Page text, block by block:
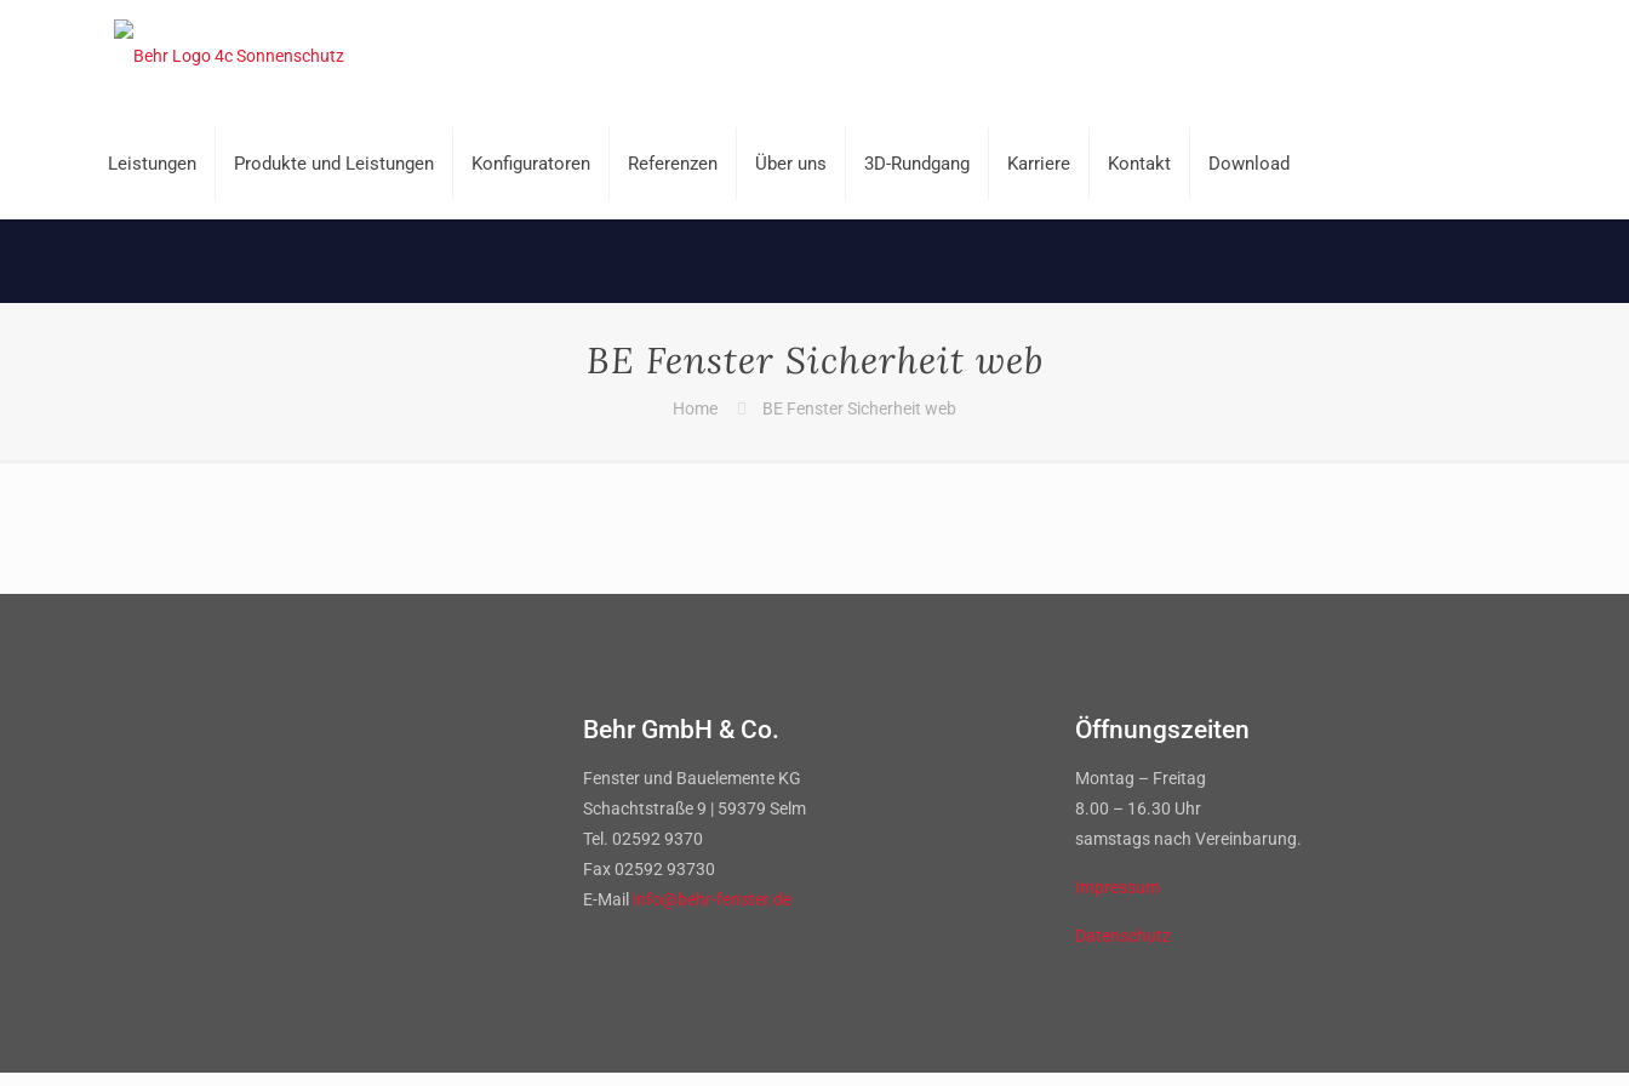
Leistungen Produkte und Leistungen Konfiguratoren Referenzen Über uns 3D-Rundgang Karriere Kontakt Download
BE Fenster Sicherheit web
Home BE Fenster Sicherheit web
Behr GmbH & Co.
Fenster und Bauelemente KG
Schachtstraße 9 | 59379 Selm
Tel. 02592 9370
Fax 02592 93730
E-Mail info@behr-fenster.de
Öffnungszeiten
Montag – Freitag
8.00 – 16.30 Uhr
samstags nach Vereinbarung.
Impressum
Datenschutz